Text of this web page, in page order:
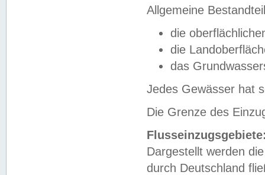
Allgemeine
die
die
das
Jedes Gewässer hat
Die Grenze des
Dargestellt werden
durch Deutschland